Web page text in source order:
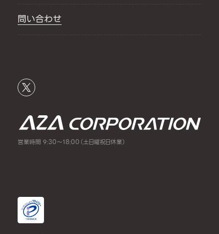
問い合わせ
営業時間 9:30～18:00（土日曜祝日休業）